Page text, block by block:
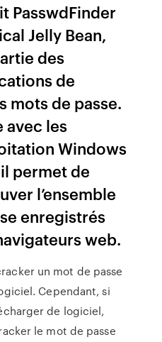
PasswdFinder
Jelly Bean,
des
de
mots de passe.
avec les
Windows
permet de
l’ensemble
enregistrés
web.
un mot de passe
Cependant, si
de logiciel,
le mot de passe